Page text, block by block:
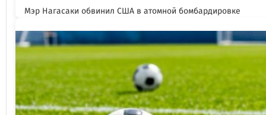
Мэр Нагасаки обвинил США в атомной бомбардировке